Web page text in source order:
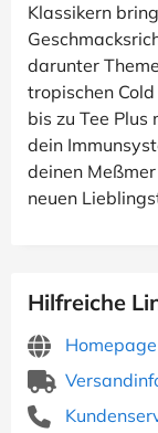
Klassikern
darunter
tropischen
bis zu Tee
dein
deinen
neuen
Hilfreiche
Homepage